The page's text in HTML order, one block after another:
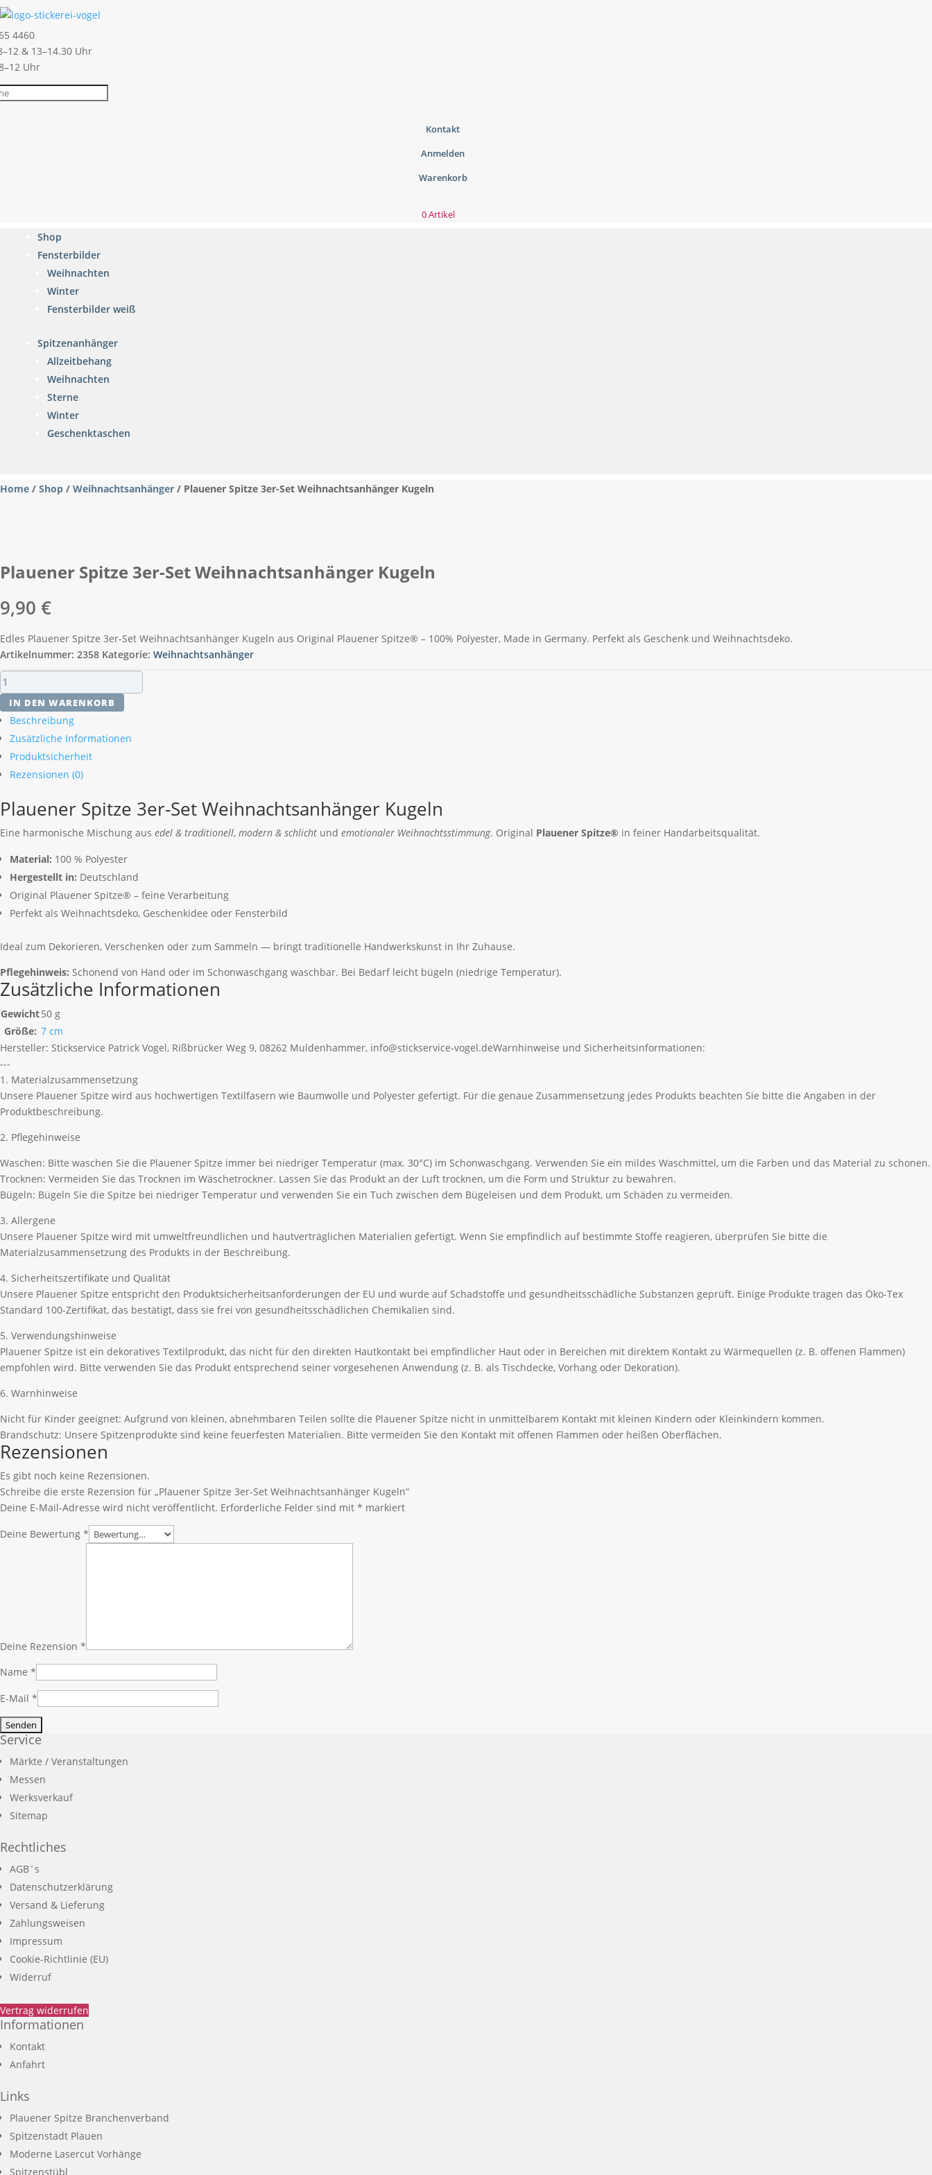
4460
& 13–14.30 Uhr
Uhr
Kontakt
Anmelden
Warenkorb
0 Artikel
Shop
Fensterbilder
Weihnachten
Winter
Fensterbilder weiß
Spitzenanhänger
Allzeitbehang
Weihnachten
Sterne
Winter
Geschenktaschen
Home / Shop / Weihnachtsanhänger / Plauener Spitze 3er-Set Weihnachtsanhänger Kugeln
Plauener Spitze 3er-Set Weihnachtsanhänger Kugeln
9,90 €
Edles Plauener Spitze 3er-Set Weihnachtsanhänger Kugeln aus Original Plauener Spitze® – 100% Polyester, Made in Germany. Perfekt als Geschenk und Weihnachtsdeko.
Artikelnummer: 2358 Kategorie: Weihnachtsanhänger
Plauener
Spitze
3er-
Set
Weihnachtsanhänger
Kugeln
Menge
IN DEN WARENKORB
Beschreibung
Zusätzliche Informationen
Produktsicherheit
Rezensionen (0)
Plauener Spitze 3er-Set Weihnachtsanhänger Kugeln
Eine harmonische Mischung aus edel & traditionell, modern & schlicht und emotionaler Weihnachtsstimmung. Original Plauener Spitze® in feiner Handarbeitsqualität.
Material: 100 % Polyester
Hergestellt in: Deutschland
Original Plauener Spitze® – feine Verarbeitung
Perfekt als Weihnachtsdeko, Geschenkidee oder Fensterbild
Ideal zum Dekorieren, Verschenken oder zum Sammeln — bringt traditionelle Handwerkskunst in Ihr Zuhause.
Pflegehinweis: Schonend von Hand oder im Schonwaschgang waschbar. Bei Bedarf leicht bügeln (niedrige Temperatur).
Zusätzliche Informationen
Gewicht50 g
Größe: 7 cm
Hersteller: Stickservice Patrick Vogel, Rißbrücker Weg 9, 08262 Muldenhammer, info@stickservice-vogel.deWarnhinweise und Sicherheitsinformationen:
---
1. Materialzusammensetzung
Unsere Plauener Spitze wird aus hochwertigen Textilfasern wie Baumwolle und Polyester gefertigt. Für die genaue Zusammensetzung jedes Produkts beachten Sie bitte die Angaben in der
Produktbeschreibung.
2. Pflegehinweise
Waschen: Bitte waschen Sie die Plauener Spitze immer bei niedriger Temperatur (max. 30°C) im Schonwaschgang. Verwenden Sie ein mildes Waschmittel, um die Farben und das Material zu schonen.
Trocknen: Vermeiden Sie das Trocknen im Wäschetrockner. Lassen Sie das Produkt an der Luft trocknen, um die Form und Struktur zu bewahren.
Bügeln: Bügeln Sie die Spitze bei niedriger Temperatur und verwenden Sie ein Tuch zwischen dem Bügeleisen und dem Produkt, um Schäden zu vermeiden.
3. Allergene
Unsere Plauener Spitze wird mit umweltfreundlichen und hautverträglichen Materialien gefertigt. Wenn Sie empfindlich auf bestimmte Stoffe reagieren, überprüfen Sie bitte die
Materialzusammensetzung des Produkts in der Beschreibung.
4. Sicherheitszertifikate und Qualität
Unsere Plauener Spitze entspricht den Produktsicherheitsanforderungen der EU und wurde auf Schadstoffe und gesundheitsschädliche Substanzen geprüft. Einige Produkte tragen das Öko-Tex
Standard 100-Zertifikat, das bestätigt, dass sie frei von gesundheitsschädlichen Chemikalien sind.
5. Verwendungshinweise
Plauener Spitze ist ein dekoratives Textilprodukt, das nicht für den direkten Hautkontakt bei empfindlicher Haut oder in Bereichen mit direktem Kontakt zu Wärmequellen (z. B. offenen Flammen)
empfohlen wird. Bitte verwenden Sie das Produkt entsprechend seiner vorgesehenen Anwendung (z. B. als Tischdecke, Vorhang oder Dekoration).
6. Warnhinweise
Nicht für Kinder geeignet: Aufgrund von kleinen, abnehmbaren Teilen sollte die Plauener Spitze nicht in unmittelbarem Kontakt mit kleinen Kindern oder Kleinkindern kommen.
Brandschutz: Unsere Spitzenprodukte sind keine feuerfesten Materialien. Bitte vermeiden Sie den Kontakt mit offenen Flammen oder heißen Oberflächen.
Rezensionen
Es gibt noch keine Rezensionen.
Schreibe die erste Rezension für „Plauener Spitze 3er-Set Weihnachtsanhänger Kugeln“
Deine E-Mail-Adresse wird nicht veröffentlicht. Erforderliche Felder sind mit * markiert
Deine Bewertung *
Deine Rezension *
Name *
E-Mail *
Service
Märkte / Veranstaltungen
Messen
Werksverkauf
Sitemap
Rechtliches
AGB´s
Datenschutzerklärung
Versand & Lieferung
Zahlungsweisen
Impressum
Cookie-Richtlinie (EU)
Widerruf
Vertrag widerrufen
Informationen
Kontakt
Anfahrt
Links
Plauener Spitze Branchenverband
Spitzenstadt Plauen
Moderne Lasercut Vorhänge
Spitzenstübl